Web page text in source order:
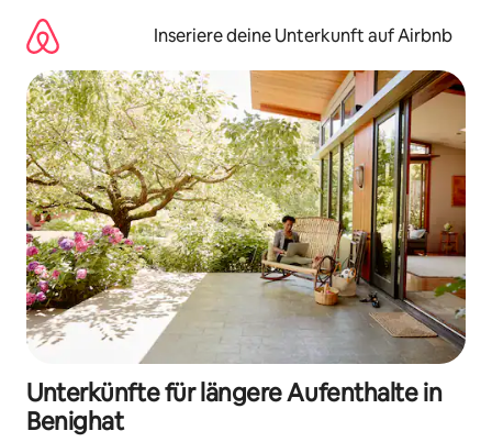
Inhalten
springen
Inseriere deine Unterkunft auf Airbnb
Unterkünfte für längere Aufenthalte in
Benighat